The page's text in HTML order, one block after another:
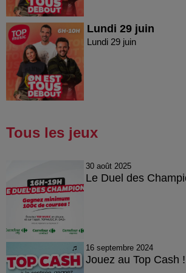
Lundi 29 juin
Lundi 29 juin
Tous les jeux
30 août 2025
Le Duel des
16 septembre 2024
Jouez au Top Cash !